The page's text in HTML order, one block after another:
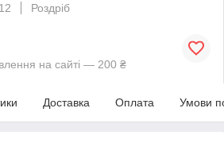
Роздріб
на сайті — 200 ₴
Доставка Оплата Умови